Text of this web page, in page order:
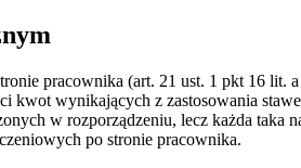
pracownika (art. 21 ust. 1 pkt 16 lit.
kwot wynikających z zastosowania
w rozporządzeniu, lecz każda taka
po stronie pracownika.